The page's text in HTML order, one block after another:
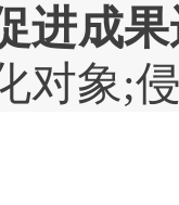
进成
对象;